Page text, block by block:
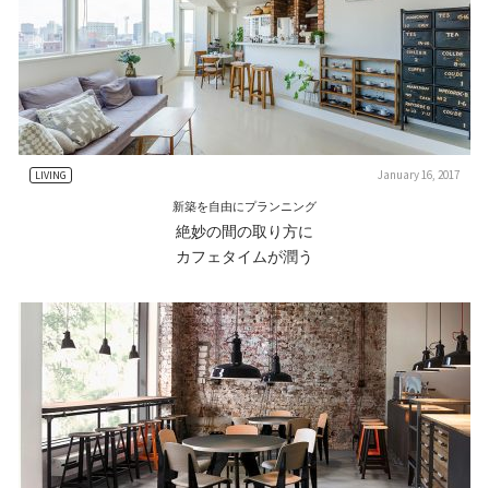
LIVING January 16, 2017
新築を自由にプランニング
絶妙の間の取り方に
カフェタイムが潤う